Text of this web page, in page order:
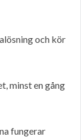
och kör
minst en gång
fungerar